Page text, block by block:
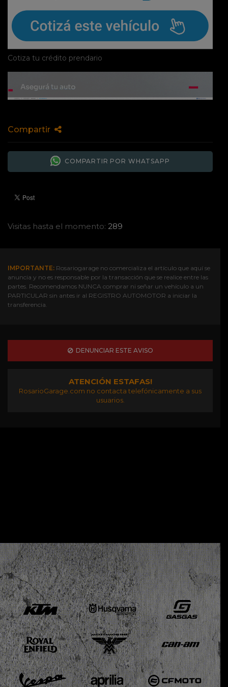
Cotiza tu crédito prendario
Compartir
COMPARTIR POR WHATSAPP
Visitas hasta el momento: 289
IMPORTANTE: Rosariogarage no comercializa el artículo que aquí se
anuncia y no es responsable por la transacción que se realice entre las
partes. Recomendamos NUNCA comprar ni señar un vehículo a un
PARTICULAR sin antes ir al REGISTRO AUTOMOTOR a iniciar la
transferencia.
DENUNCIAR ESTE AVISO
ATENCIÓN ESTAFAS!
RosarioGarage.com no contacta telefónicamente a sus
usuarios.